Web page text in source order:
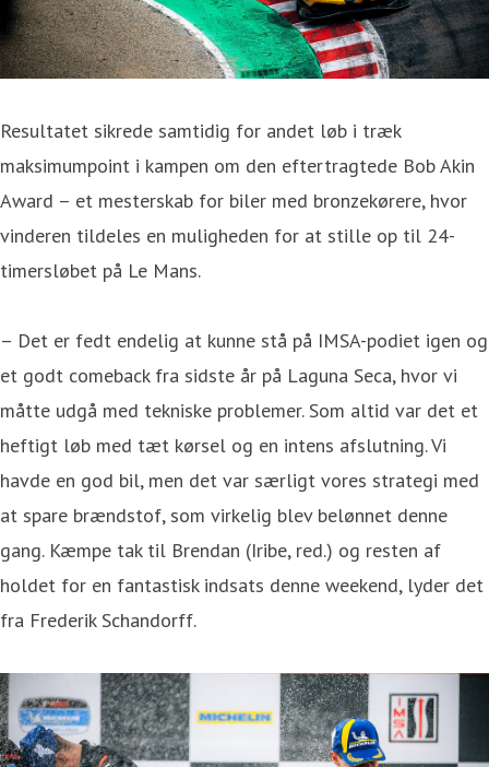
Resultatet sikrede samtidig for andet løb i træk
maksimumpoint i kampen om den eftertragtede Bob Akin
Award – et mesterskab for biler med bronzekørere, hvor
vinderen tildeles en muligheden for at stille op til 24-
timersløbet på Le Mans.
– Det er fedt endelig at kunne stå på IMSA-podiet igen og
et godt comeback fra sidste år på Laguna Seca, hvor vi
måtte udgå med tekniske problemer. Som altid var det et
heftigt løb med tæt kørsel og en intens afslutning. Vi
havde en god bil, men det var særligt vores strategi med
at spare brændstof, som virkelig blev belønnet denne
gang. Kæmpe tak til Brendan (Iribe, red.) og resten af
holdet for en fantastisk indsats denne weekend, lyder det
fra Frederik Schandorff.